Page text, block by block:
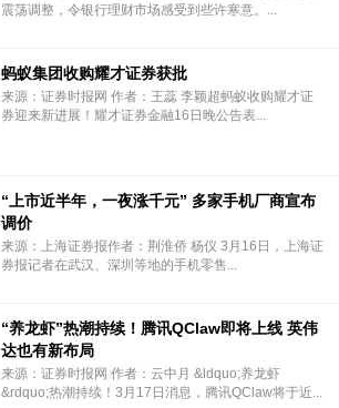
震荡调整，令银行理财市场感受到些许寒意。...
蚂蚁集团收购耀才证券获批
来源：证券时报网 作者：王蕊 李颖超蚂蚁收购耀才证
券迎来新进展！耀才证券金融16日晚公告表...
“上市近半年，一夜涨千元” 多家手机厂商宣布
调价
来源：上海证券报作者：荆淮侨 杨仪 3月16日，上海证
券报记者在武汉、深圳等地的手机零售...
“养龙虾”热潮持续！腾讯QClaw即将上线 英伟
达也有新布局
来源：证券时报网 作者：云中月 &ldquo;养龙虾
&rdquo;热潮持续！3月17日消息，腾讯QClaw将于近...